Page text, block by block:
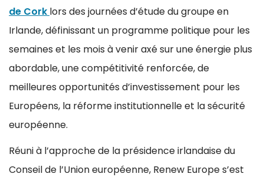
de Cork lors des journées d’étude du groupe en
Irlande, définissant un programme politique pour les
semaines et les mois à venir axé sur une énergie plus
abordable, une compétitivité renforcée, de
meilleures opportunités d’investissement pour les
Européens, la réforme institutionnelle et la sécurité
européenne.
Réuni à l’approche de la présidence irlandaise du
Conseil de l’Union européenne, Renew Europe s’est